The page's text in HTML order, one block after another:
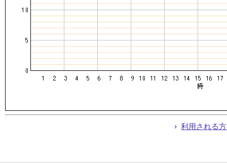
利用される